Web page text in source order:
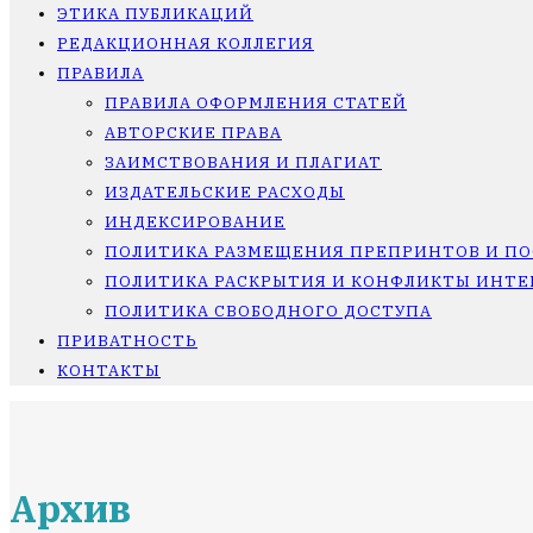
ЭТИКА ПУБЛИКАЦИЙ
РЕДАКЦИОННАЯ КОЛЛЕГИЯ
ПРАВИЛА
ПРАВИЛА ОФОРМЛЕНИЯ СТАТЕЙ
АВТОРСКИЕ ПРАВА
ЗАИМСТВОВАНИЯ И ПЛАГИАТ
ИЗДАТЕЛЬСКИЕ РАСХОДЫ
ИНДЕКСИРОВАНИЕ
ПОЛИТИКА РАЗМЕЩЕНИЯ ПРЕПРИНТОВ И
ПОЛИТИКА РАСКРЫТИЯ И КОНФЛИКТЫ
ПОЛИТИКА СВОБОДНОГО ДОСТУПА
ПРИВАТНОСТЬ
КОНТАКТЫ
Архив